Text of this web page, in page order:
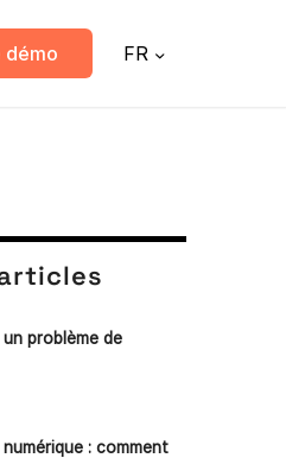
démo FR
problème de
numérique : comment